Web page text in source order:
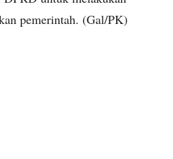
pemerintah. (Gal/PK)